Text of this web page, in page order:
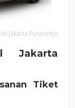
Jakarta Purworejo
Jakarta
Tiket